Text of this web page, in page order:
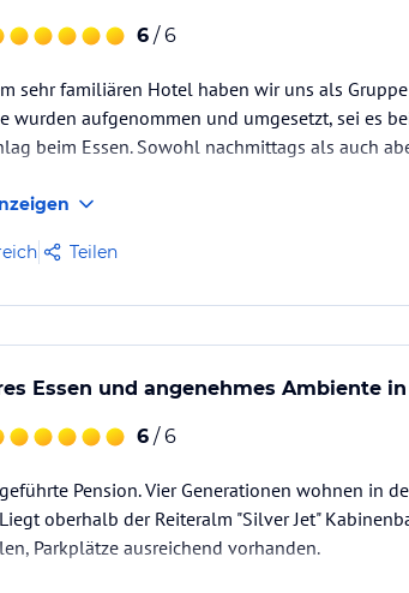
aufmerksamen Mitarbeiterinnen mit guten Ideen,
Sommercard,die im Preis inkludiert sind.
anderem frisches Bergquellwasser ,von der
viel Freiraum rund ums Haus mit Relaxliegen,
Kataloginformationen. Alle Angaben ohne
6 / 6
sehr familiären Hotel haben wir uns als
wurden aufgenommen und umgesetzt, sei es
beim Essen. Sowohl nachmittags als auch
Teilen
Essen und angenehmes Ambiente
6 / 6
Pension. Vier Generationen wohnen in
oberhalb der Reiteralm "Silver Jet"
Parkplätze ausreichend vorhanden.